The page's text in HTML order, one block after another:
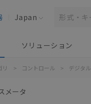
Japan
ソリューション
リ > コントロール > デジタ
メータ